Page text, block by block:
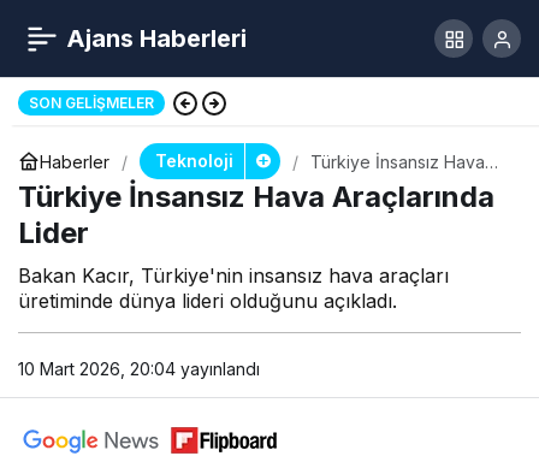
Ajans Haberleri
SON GELIŞMELER
Haberler Teknoloji
Türkiye İnsansız Hava
Araçlarında Lider
Türkiye İnsansız Hava Araçlarında
Lider
Bakan Kacır, Türkiye'nin insansız hava araçları
üretiminde dünya lideri olduğunu açıkladı.
10 Mart 2026, 20:04 yayınlandı